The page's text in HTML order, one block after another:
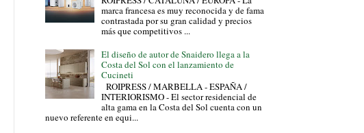
marca francesa es muy reconocida y de fama
contrastada por su gran calidad y precios
más que competitivos ...
El diseño de autor de Snaidero llega a la
Costa del Sol con el lanzamiento de
Cucineti
ROIPRESS / MARBELLA - ESPAÑA /
INTERIORISMO - El sector residencial de
alta gama en la Costa del Sol cuenta con un
nuevo referente en equi...